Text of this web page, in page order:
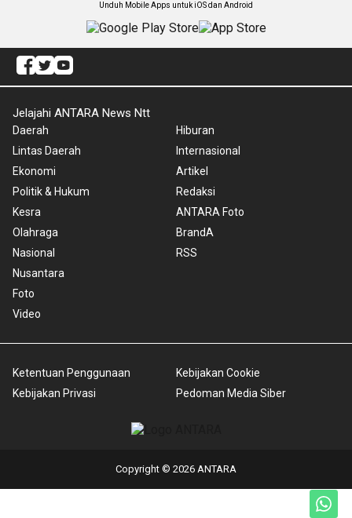
Unduh Mobile Apps untuk iOS dan Android
Jelajahi ANTARA News Ntt
Daerah
Lintas Daerah
Ekonomi
Politik & Hukum
Kesra
Olahraga
Nasional
Nusantara
Foto
Video
Hiburan
Internasional
Artikel
Redaksi
ANTARA Foto
BrandA
RSS
Ketentuan Penggunaan
Kebijakan Privasi
Kebijakan Cookie
Pedoman Media Siber
Copyright © 2026 ANTARA